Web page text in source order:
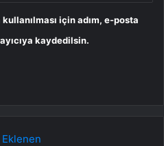
için adım, e-posta
kaydedilsin.